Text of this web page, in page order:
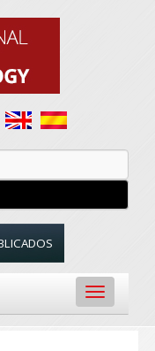
Toggle
navigation